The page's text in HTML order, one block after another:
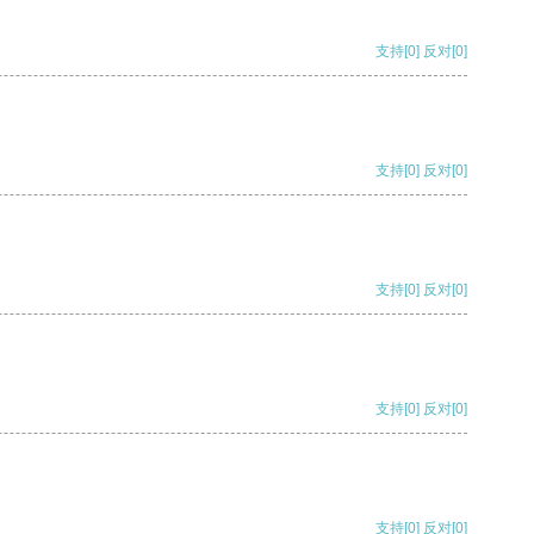
支持[0] 反对[0]
支持[0] 反对[0]
支持[0] 反对[0]
支持[0] 反对[0]
支持[0] 反对[0]